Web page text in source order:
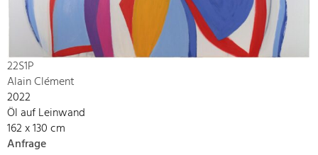
22S1P
Alain Clément
2022
Öl auf Leinwand
162 x 130 cm
Anfrage